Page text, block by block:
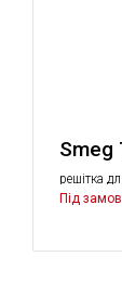
Smeg
решітка
Під